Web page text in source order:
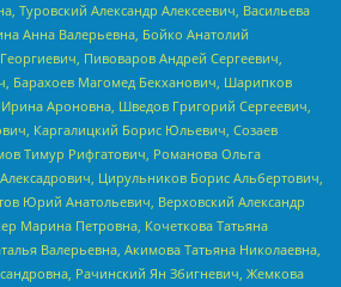
Туровский Александр Алексеевич, Васильева
Анна Валерьевна, Бойко Анатолий
Пивоваров Андрей Сергеевич,
Барахоев Магомед Бекханович, Шарипков
Ароновна, Шведов Григорий Сергеевич,
Каргалицкий Борис Юльевич, Созаев
Тимур Рифгатович, Романова Ольга
Цирульников Борис Альбертович,
Юрий Анатольевич, Верховский Александр
Марина Петровна, Кочеткова Татьяна
Валерьевна, Акимова Татьяна Николаевна,
Рачинский Ян Збигневич, Жемкова